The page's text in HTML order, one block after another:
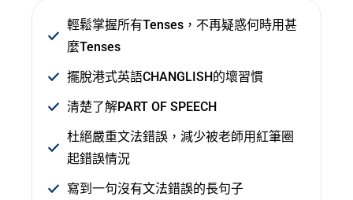
輕鬆掌握所有Tenses，不再疑惑何時用甚
麼Tenses
擺脫港式英語CHANGLISH的壞習慣
清楚了解PART OF SPEECH
杜絕嚴重文法錯誤，減少被老師用紅筆圈
起錯誤情況
寫到一句沒有文法錯誤的長句子